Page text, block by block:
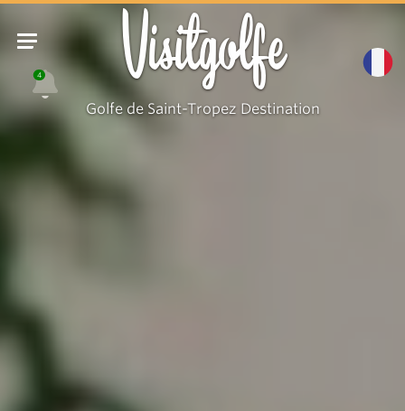
4 Visitgolfe
Golfe de Saint-Tropez Destination